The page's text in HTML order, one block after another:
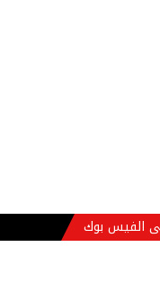
الفيس بوك